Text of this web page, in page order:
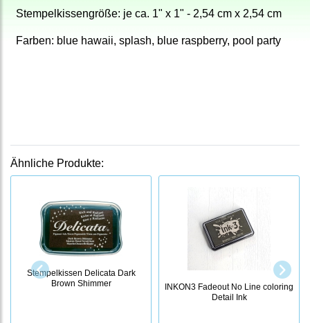
Stempelkissengröße: je ca. 1" x 1" - 2,54 cm x 2,54 cm
Farben: blue hawaii, splash, blue raspberry, pool party
Ähnliche Produkte:
Stempelkissen Delicata Dark
Brown Shimmer
INKON3 Fadeout No Line coloring
Detail Ink